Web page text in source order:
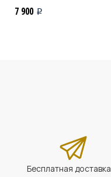
7 900 i
Бесплатная доставка